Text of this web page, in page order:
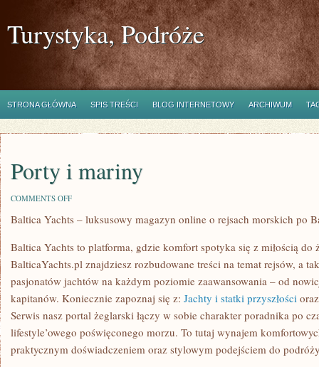
Turystyka, Podróże
STRONA GŁÓWNA SPIS TREŚCI BLOG INTERNETOWY ARCHIWUM
Porty i mariny
COMMENTS OFFON
I
Baltica Yachts – luksusowy magazyn online o rejsach morskich po
Baltica Yachts to platforma, gdzie komfort spotyka się z miłością do
BalticaYachts.pl znajdziesz rozbudowane treści na temat rejsów, a
pasjonatów jachtów na każdym poziomie zaawansowania – od
kapitanów. Koniecznie zapoznaj się z: Jachty i statki przyszłości
Serwis nasz portal żeglarski łączy w sobie charakter poradnika po
lifestyle’owego poświęconego morzu. To tutaj wynajem
praktycznym doświadczeniem oraz stylowym podejściem do